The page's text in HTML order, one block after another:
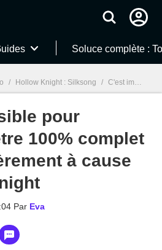
Soluce complète :
/ Hollow Knight : Silksong / C'est impossible pour Silksong d'être 100% complet et c'est entièrement à cause de Hollow Knight
pour
100% complet
à cause
Par Eva